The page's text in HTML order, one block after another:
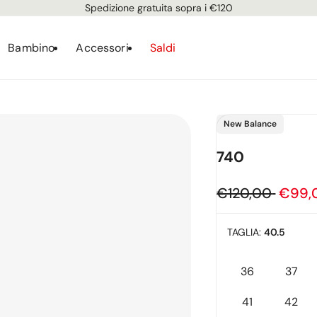
Spedizione gratuita sopra i €120
Bambino Accessori Saldi
Fornitore:
New Balance
740
Prezzo
€120,00
offerta
TAGLIA: 40.5
Variante
esaurita
36 37
Variante
41 42